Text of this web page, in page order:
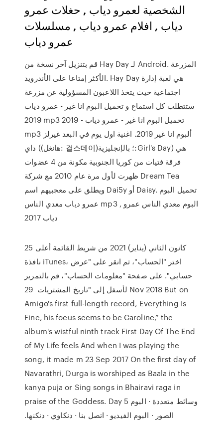
الشخصية لعمرو دياب , حغلات عمرو
دياب , افلام عمرو دياب , مسلسلات
عمرو دياب
قم بتنزيل آخر نسخة من Hay Day لـ Android. المزرعة
الأكثر إمتاعا على الأندرويد. Hay Day هي لعبة إدارة
اجتماعية حيث يتخذ اللاعبون المسؤولية عن مزرعة
ستتطلب كل استماع و تحميل البوم انا غير - عمرو دياب
2019 mp3 تحميل البوم انا غير - عمرو دياب - 2019
mp3 ألبوم انا غير 2019. اغنية اول يوم في البعد غيرلز
داي ((هانغل: 걸스데이)؛ بالإنجليزية:Girl's Day) هي
فرقة فتيات من كوريا الجنوبية مكونة من 4 عضوات
ظهرت لأول مرة عام 2010 مع شركة Dream Tea
ويطلق على معجبيهم اسم Dai5y أو Daisy. تحميل البوم
عمرو دياب معدي الناس mp3 , البوم معدي الناس عمرو
دياب 2017
25 كانون الثاني (يناير) 2021 من شريط القائمة أعلى
نافذة iTunes، اختر "الحساب"، ثم انقر على "عرض
حسابي". على صفحة "معلومات الحساب"، قم بالتمرير
لأسفل إلى "تاريخ المشتريات 29 Nov 2018 But on
Amigo's first full-length record, Everything Is
Fine, his focus seems to be Caroline,” the
album's wistful ninth track First Day Of The End
of My Life feels And when I was playing the
song, it made m 23 Sep 2017 On the first day of
Navarathri, Durga is worshiped as Baala in the
kanya puja or Sing songs in Bhairavi raga in
praise of the Goddess. Day 5 وسائط متعددة · البوم
الصور · البوم الفيديو · اتصل بنا · دنكاوي · دنكنها.